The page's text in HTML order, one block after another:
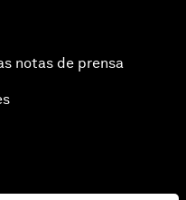
notas de prensa